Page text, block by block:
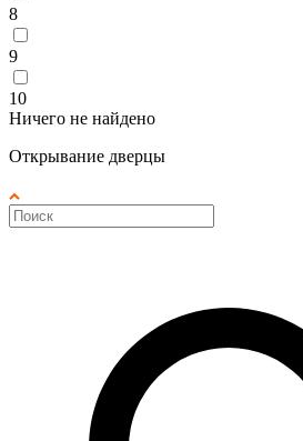
8
9
10
Ничего не найдено
Открывание дверцы